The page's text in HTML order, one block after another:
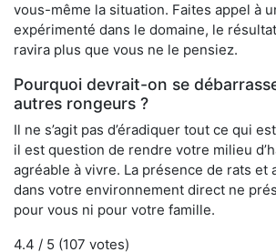
vous-même la situation. Faites appel à
expérimenté dans le domaine, le
ravira plus que vous ne le pensiez.
Pourquoi devrait-on se
autres rongeurs ?
Il ne s’agit pas d’éradiquer tout ce qui
il est question de rendre votre milieu
agréable à vivre. La présence de rats et
dans votre environnement direct ne
pour vous ni pour votre famille.
4.4 / 5 (107 votes)